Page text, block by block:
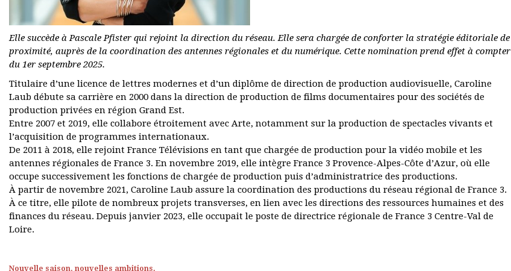
Elle succède à Pascale Pfister qui rejoint la direction du réseau. Elle sera chargée de conforter la stratégie éditoriale de
proximité, auprès de la coordination des antennes régionales et du numérique. Cette nomination prend effet à compter
du 1er septembre 2025.
Titulaire d’une licence de lettres modernes et d’un diplôme de direction de production audiovisuelle, Caroline
Laub débute sa carrière en 2000 dans la direction de production de films documentaires pour des sociétés de
production privées en région Grand Est.
Entre 2007 et 2019, elle collabore étroitement avec Arte, notamment sur la production de spectacles vivants et
l’acquisition de programmes internationaux.
De 2011 à 2018, elle rejoint France Télévisions en tant que chargée de production pour la vidéo mobile et les
antennes régionales de France 3. En novembre 2019, elle intègre France 3 Provence-Alpes-Côte d’Azur, où elle
occupe successivement les fonctions de chargée de production puis d’administratrice des productions.
À partir de novembre 2021, Caroline Laub assure la coordination des productions du réseau régional de France 3.
À ce titre, elle pilote de nombreux projets transverses, en lien avec les directions des ressources humaines et des
finances du réseau. Depuis janvier 2023, elle occupait le poste de directrice régionale de France 3 Centre-Val de
Loire.
Nouvelle saison, nouvelles ambitions.